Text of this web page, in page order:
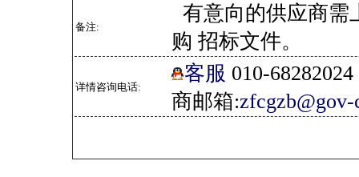
备注:
有意向的供应商需
购 招标文件。
详情咨询电话:
客服 010-
商邮箱: